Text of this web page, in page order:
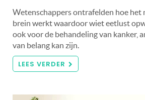
Wetenschappers ontrafelden hoe het
brein werkt waardoor wiet eetlust
ook voor de behandeling van kanker,
van belang kan zijn.
LEES VERDER